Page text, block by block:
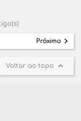
Próximo 
Voltar ao topo 